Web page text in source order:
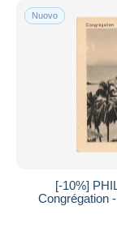
Nuovo
[-10%]
Congrégation